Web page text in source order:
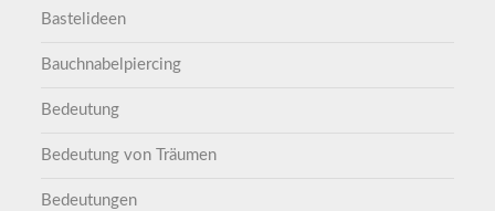
Bastelideen
Bauchnabelpiercing
Bedeutung
Bedeutung von Träumen
Bedeutungen